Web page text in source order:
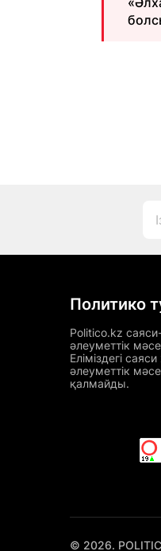
Политико
Politico.kz
әлеуметтік
Еліміздегі
әлеуметтік
қалмайды.
© 2026.